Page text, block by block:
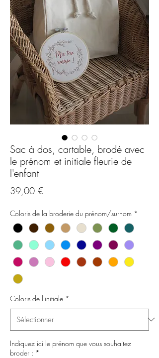
Sac à dos, cartable, brodé avec
le prénom et initiale fleurie de
l'enfant
39,00 €
Coloris de la broderie du prénom/surnom *
Coloris de l'initiale *
Indiquez ici le prénom que vous souhaitez
broder : *